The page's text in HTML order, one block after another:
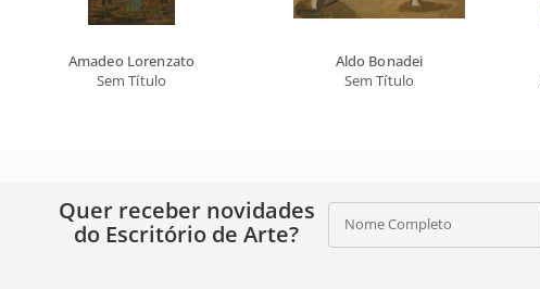
Amadeo Lorenzato
Sem Título
Aldo Bonadei
Sem Título
Quer receber novidades
do Escritório de Arte?
Nome Completo